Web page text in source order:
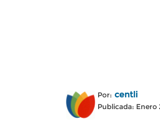
Por: centli
Publicada: Enero